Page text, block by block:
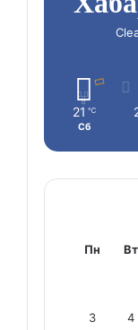
21 ℃
Сб
Пн Вт
3 4